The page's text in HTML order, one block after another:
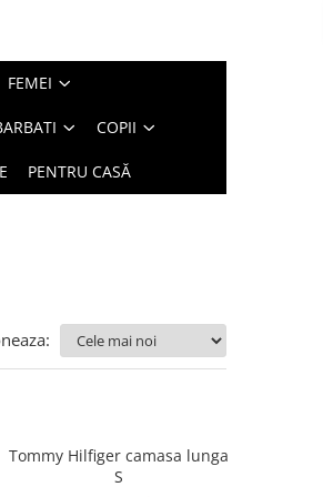
FEMEI
COPII
PENTRU CASĂ
Tommy Hilfiger camasa lunga
S